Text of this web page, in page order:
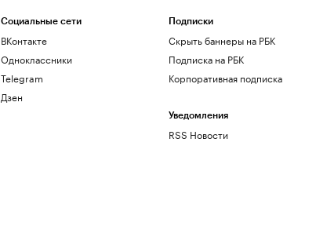
Социальные сети
ВКонтакте
Одноклассники
Telegram
Дзен
Подписки
Скрыть баннеры на РБК
Подписка на РБК
Корпоративная подписка
Уведомления
RSS Новости